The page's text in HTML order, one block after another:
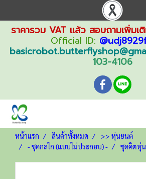
ราคารวม VAT แล้ว สอบถามเพิ่มเ
Official ID:
103-4106
หน้าแรก สินค้าทั้งหมด
>> หุ่นยนต์
- ชุดกลไก (แบบไม่ประกอบ) -
ชุดคิตหุ่